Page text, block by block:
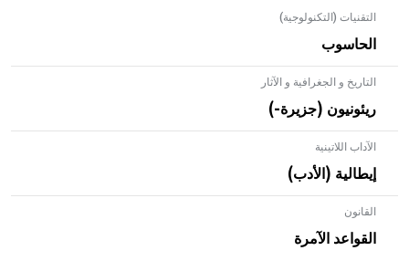
التقنيات (التكنولوجية)
الحاسوب
التاريخ و الجغرافية و الآثار
ريئونيون (جزيرة-)
الآداب اللاتينية
إيطالية (الأدب)
القانون
القواعد الآمرة
- هل تعلم أن الأبلق نوع من الفنون الهندسية التي ارتبطت
بالعمارة الإسلامية في بلاد الشام ومصر خاصة، حيث يحرص
المعمار على بناء مداميكه وخاصة في الواجهات